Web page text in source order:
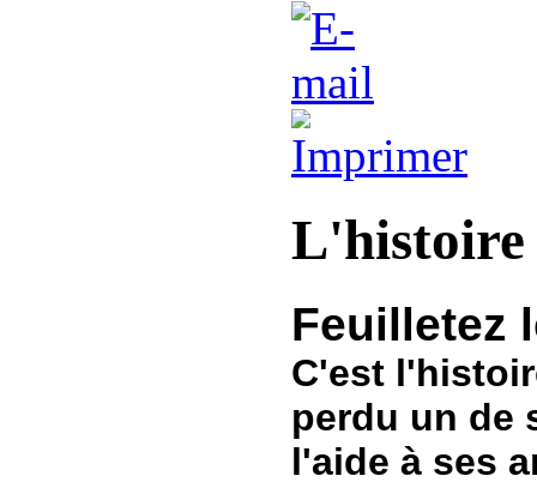
L'histoire
Feuilletez
C'est
perdu un de
l'aide à ses